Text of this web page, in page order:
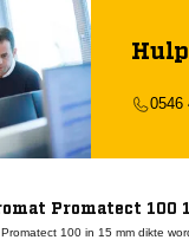
0546
Promatect 100
100 in 15 mm dikte